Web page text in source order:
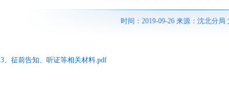
时间：2019-09-26 来源：沈北分局
3、征前告知、听证等相关材料.pdf